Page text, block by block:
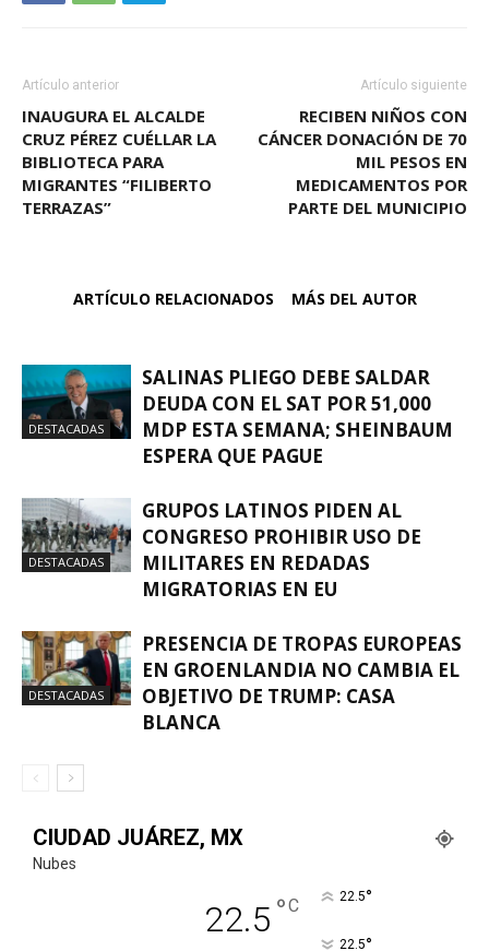
Artículo anterior
INAUGURA EL ALCALDE
CRUZ PÉREZ CUÉLLAR LA
BIBLIOTECA PARA
MIGRANTES “FILIBERTO
TERRAZAS”
Artículo siguiente
RECIBEN NIÑOS CON
CÁNCER DONACIÓN DE 70
MIL PESOS EN
MEDICAMENTOS POR
PARTE DEL MUNICIPIO
ARTÍCULO RELACIONADOS MÁS DEL AUTOR
DESTACADAS
SALINAS PLIEGO DEBE SALDAR
DEUDA CON EL SAT POR 51,000
MDP ESTA SEMANA; SHEINBAUM
ESPERA QUE PAGUE
DESTACADAS
GRUPOS LATINOS PIDEN AL
CONGRESO PROHIBIR USO DE
MILITARES EN REDADAS
MIGRATORIAS EN EU
DESTACADAS
PRESENCIA DE TROPAS EUROPEAS
EN GROENLANDIA NO CAMBIA EL
OBJETIVO DE TRUMP: CASA
BLANCA
CIUDAD JUÁREZ, MX
Nubes
22.5 °C 22.5°
22.5°